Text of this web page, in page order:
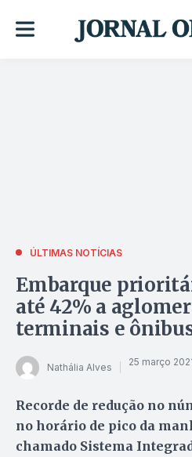
ÚLTIMAS NOTÍCIAS
Embarque
até 42% a
terminais e
Nathália Alves 25 março
Recorde de redução no
no horário de pico da
chamado Sistema